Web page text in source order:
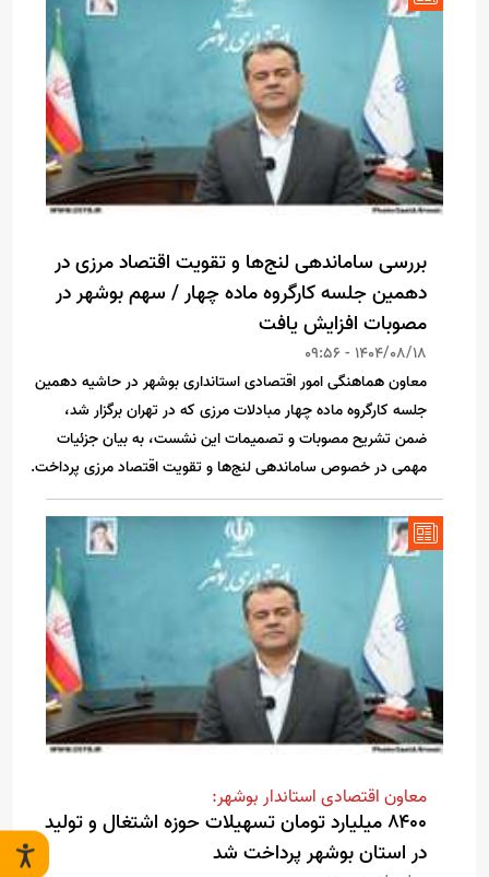
بررسی ساماندهی لنج‌ها و تقویت اقتصاد مرزی در
دهمین جلسه کارگروه ماده چهار / سهم بوشهر در
مصوبات افزایش یافت
1404/08/18 - 09:56
معاون هماهنگی امور اقتصادی استانداری بوشهر در حاشیه دهمین
جلسه کارگروه ماده چهار مبادلات مرزی که در تهران برگزار شد،
ضمن تشریح مصوبات و تصمیمات این نشست، به بیان جزئیات
مهمی در خصوص ساماندهی لنج‌ها و تقویت اقتصاد مرزی پرداخت.
معاون اقتصادی استاندار بوشهر:
۸۴۰۰ میلیارد تومان تسهیلات حوزه اشتغال و تولید
در استان بوشهر پرداخت شد